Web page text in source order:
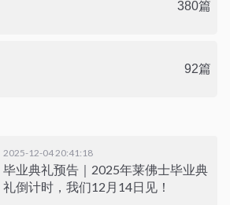
380篇
92篇
2025-12-04 20:41:18
毕业典礼预告｜2025年莱佛士毕业典
礼倒计时，我们12月14日见！